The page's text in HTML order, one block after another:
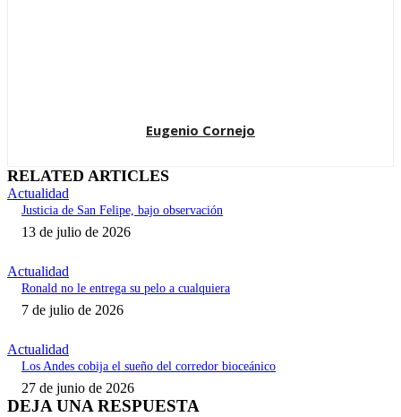
Eugenio Cornejo
RELATED ARTICLES
Actualidad
Justicia de San Felipe, bajo observación
13 de julio de 2026
Actualidad
Ronald no le entrega su pelo a cualquiera
7 de julio de 2026
Actualidad
Los Andes cobija el sueño del corredor bioceánico
27 de junio de 2026
DEJA UNA RESPUESTA